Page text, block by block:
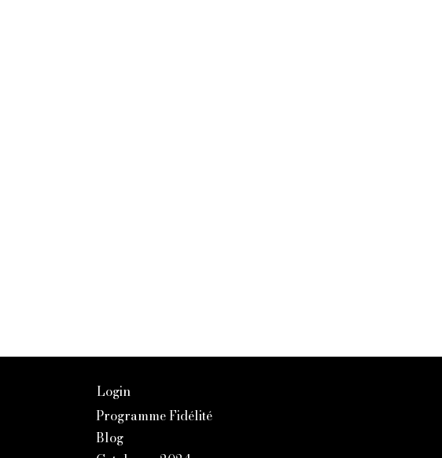
Login
Programme Fidélité
Blog